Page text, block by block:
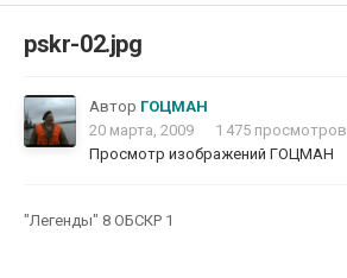
pskr-02.jpg
Автор ГОЦМАН
20 марта, 2009
1 475 просмотров
Просмотр изображений ГОЦМАН
"Легенды" 8 ОБСКР 1